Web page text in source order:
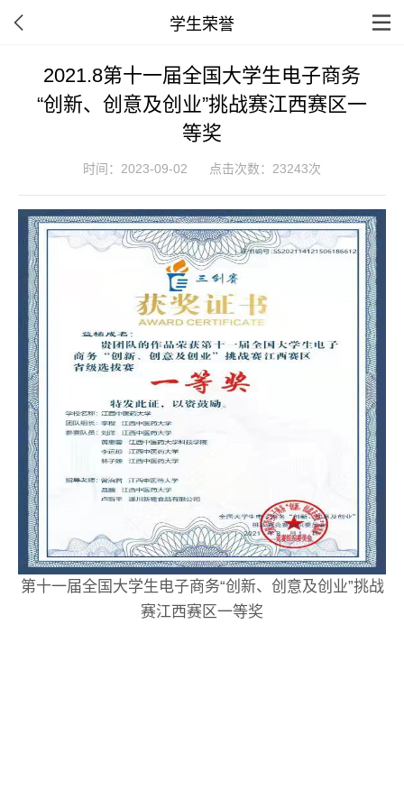
学生荣誉
2021.8第十一届全国大学生电子商务
“创新、创意及创业”挑战赛江西赛区一
等奖
时间：2023-09-02 点击次数：23243次
第十一届全国大学生电子商务“创新、创意及创业”挑战
赛江西赛区一等奖